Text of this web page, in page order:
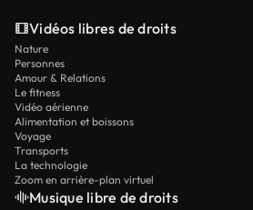
Vidéos libres de droits
Nature
Personnes
Amour & Relations
Le fitness
Vidéo aérienne
Alimentation et boissons
Voyage
Transports
La technologie
Zoom en arrière-plan virtuel
Musique libre de droits